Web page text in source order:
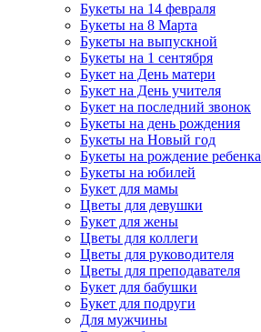
Букеты на 14 февраля
Букеты на 8 Марта
Букеты на выпускной
Букеты на 1 сентября
Букет на День матери
Букет на День учителя
Букет на последний звонок
Букеты на день рождения
Букеты на Новый год
Букеты на рождение ребенка
Букеты на юбилей
Букет для мамы
Цветы для девушки
Букет для жены
Цветы для коллеги
Цветы для руководителя
Цветы для преподавателя
Букет для бабушки
Букет для подруги
Для мужчины